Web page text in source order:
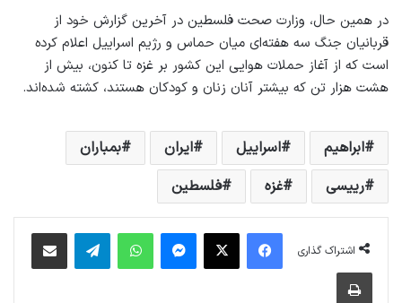
در همین حال، وزارت صحت فلسطین در آخرین گزارش خود از
قربانیان جنگ سه هفته‌ای میان حماس و رژیم اسراییل اعلام کرده
است که از آغاز حملات هوایی این کشور بر غزه تا کنون، بیش از
هشت هزار تن که بیشتر آنان زنان و کودکان هستند، کشته شده‌اند.
ابراهیم اسراییل ایران
بمباران
رییسی
غزه فلسطین
اشتراک گذاری
فیس بوک X پیام رسان واتس آپ تلگرام اشتراک گذاری از طریق ایمیل
چاپ